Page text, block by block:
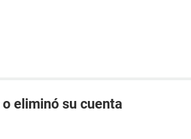
eliminó su cuenta